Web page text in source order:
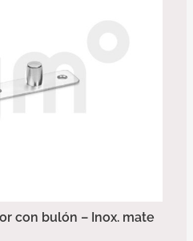
con bulón – Inox. mate